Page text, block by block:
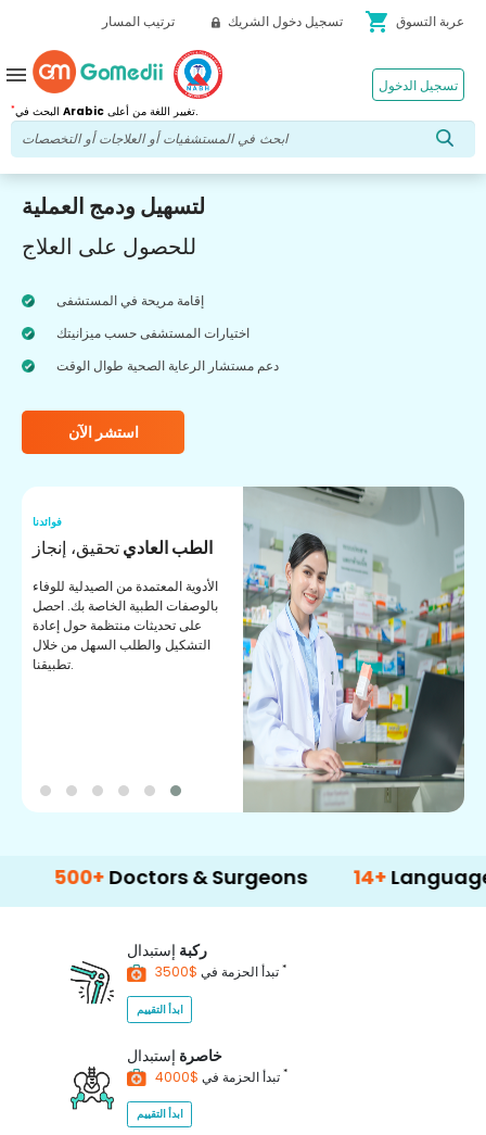
ترتيب المسار تسجيل دخول الشريك shopping_cart عربة التسوق
* Arabic تغيير اللغة من أعلى.
تسجيل الدخول menu
لتسهيل ودمج العملية
للحصول على العلاج
إقامة مريحة في المستشفى
اختيارات المستشفى حسب ميزانيتك
دعم مستشار الرعاية الصحية طوال الوقت
استشر الآن
فوائدنا
الطب العاديتحقيق، إنجاز
الأدوية المعتمدة من الصيدلية للوفاء
بالوصفات الطبية الخاصة بك. احصل
على تحديثات منتظمة حول إعادة
التشكيل والطلب السهل من خلال
تطبيقنا.
Doctors & Surgeons 14+ Language
ركبة إستبدال
تبدأ الحزمة في *
ابدأ التقييم
خاصرة إستبدال
تبدأ الحزمة في *
ابدأ التقييم